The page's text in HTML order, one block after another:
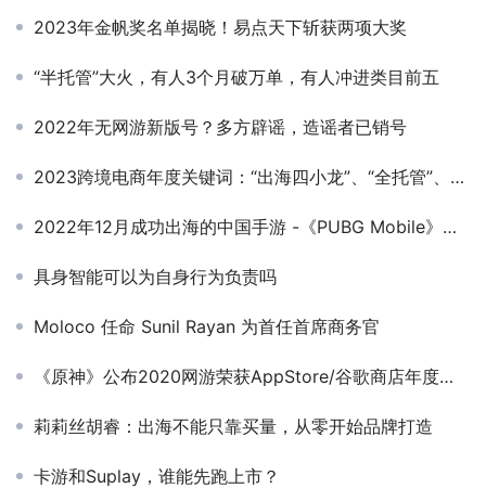
2023年金帆奖名单揭晓！易点天下斩获两项大奖
“半托管”大火，有人3个月破万单，有人冲进类目前五
2022年无网游新版号？多方辟谣，造谣者已销号
2023跨境电商年度关键词：“出海四小龙”、“全托管”、“卷”
2022年12月成功出海的中国手游 -《PUBG Mobile》登顶海外收入增长榜，多款策略手游收入表现亮眼
具身智能可以为自身行为负责吗
Moloco 任命 Sunil Rayan 为首任首席商务官
《原神》公布2020网游荣获AppStore/谷歌商店年度最佳游戏大奖
莉莉丝胡睿：出海不能只靠买量，从零开始品牌打造
卡游和Suplay，谁能先跑上市？